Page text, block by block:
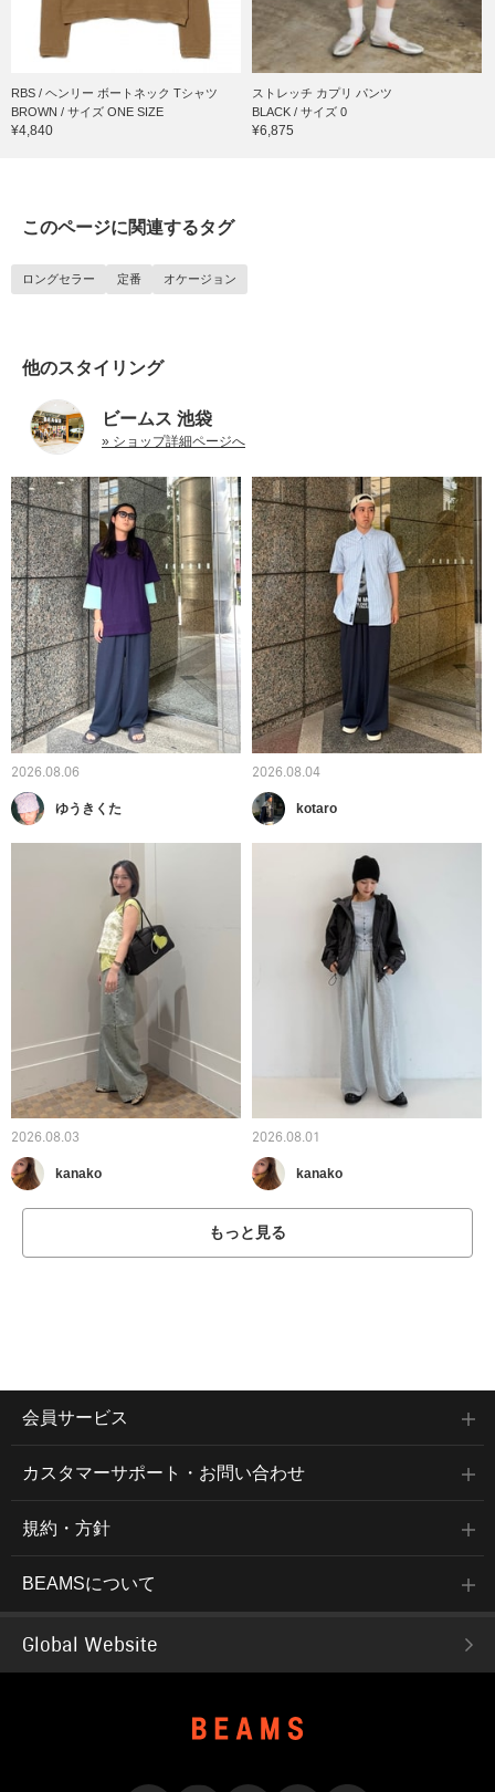
RBS / ヘンリー ボートネック Tシャツ
BROWN / サイズ ONE SIZE
¥4,840
ストレッチ カプリ パンツ
BLACK / サイズ 0
¥6,875
このページに関連するタグ
ロングセラー 定番 オケージョン
他のスタイリング
ビームス 池袋
» ショップ詳細ページへ
2026.08.06
ゆうきくた
2026.08.04
kotaro
2026.08.03
kanako
2026.08.01
kanako
もっと見る
会員サービス
カスタマーサポート・お問い合わせ
規約・方針
BEAMSについて
Global Website